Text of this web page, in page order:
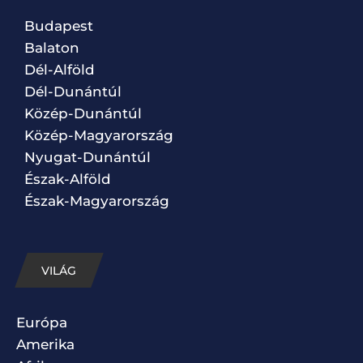
Budapest
Balaton
Dél-Alföld
Dél-Dunántúl
Közép-Dunántúl
Közép-Magyarország
Nyugat-Dunántúl
Észak-Alföld
Észak-Magyarország
VILÁG
Európa
Amerika